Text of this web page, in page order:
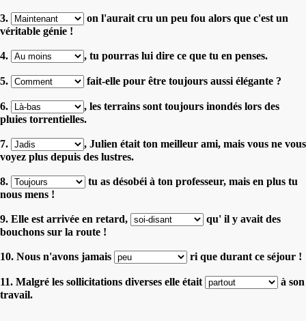
3.
on l'aurait cru un peu fou alors que c'est un
véritable génie !
4. , tu pourras lui dire ce que tu en penses.
5. fait-elle pour être toujours aussi élégante ?
6.
, les terrains sont toujours inondés lors des
pluies torrentielles.
7.
, Julien était ton meilleur ami, mais vous ne vous
voyez plus depuis des lustres.
8.
tu as désobéi à ton professeur, mais en plus tu
nous mens !
9. Elle est arrivée en retard,
qu' il y avait des
bouchons sur la route !
10. Nous n'avons jamais ri que durant ce séjour !
11. Malgré les sollicitations diverses elle était
à son
travail.